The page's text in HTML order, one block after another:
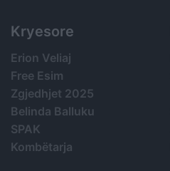
Kryesore
Erion Veliaj
Free Esim
Zgjedhjet 2025
Belinda Balluku
SPAK
Kombëtarja